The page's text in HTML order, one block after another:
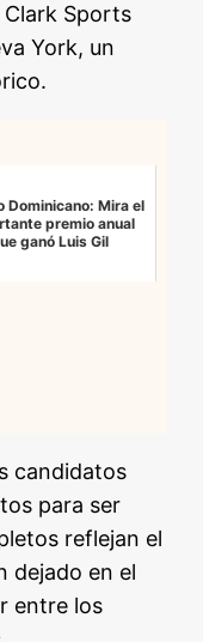
Sports
York, un
Dominicano: Mira el
premio anual
ganó Luis Gil
candidatos
para ser
reflejan el
dejado en el
entre los